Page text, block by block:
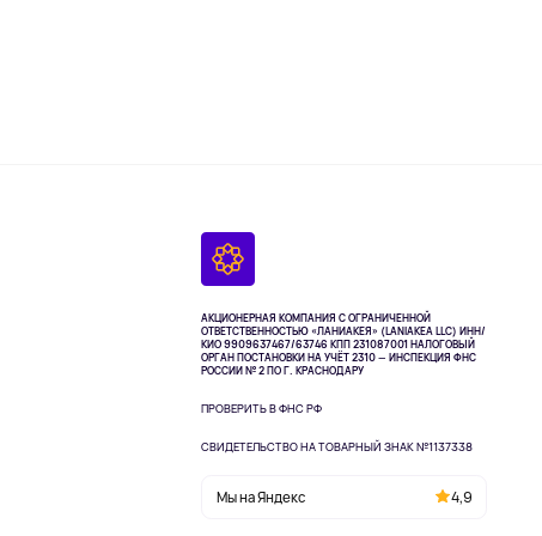
АКЦИОНЕРНАЯ КОМПАНИЯ С ОГРАНИЧЕННОЙ
ОТВЕТСТВЕННОСТЬЮ «ЛАНИАКЕЯ» (LANIAKEA LLC) ИНН/
КИО 9909637467/63746 КПП 231087001 НАЛОГОВЫЙ
ОРГАН ПОСТАНОВКИ НА УЧЁТ 2310 — ИНСПЕКЦИЯ ФНС
РОССИИ № 2 ПО Г. КРАСНОДАРУ
ПРОВЕРИТЬ В ФНС РФ
СВИДЕТЕЛЬСТВО НА ТОВАРНЫЙ ЗНАК №1137338
Мы на Яндекс 4,9